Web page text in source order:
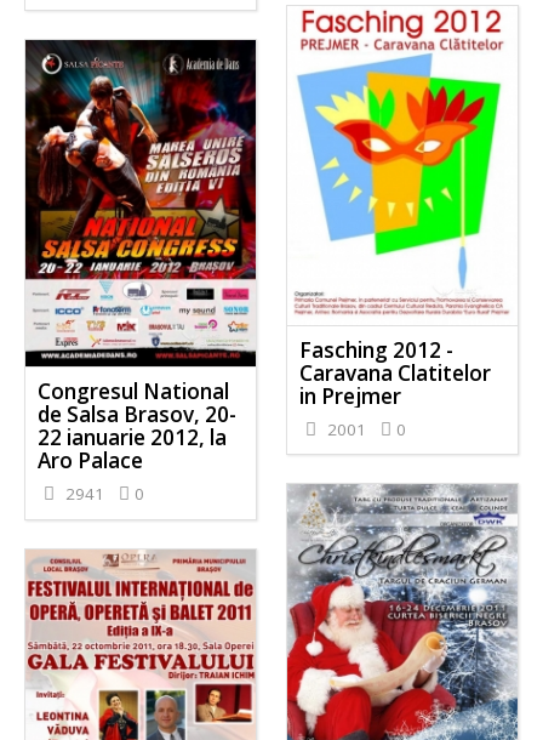
Fasching 2012 -
Caravana Clatitelor
in Prejmer
2001 0
Congresul National
de Salsa Brasov, 20-
22 ianuarie 2012, la
Aro Palace
2941 0